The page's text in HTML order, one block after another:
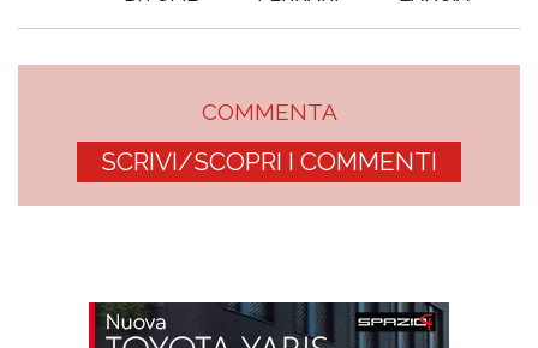
COMMENTA
SCRIVI/SCOPRI I COMMENTI